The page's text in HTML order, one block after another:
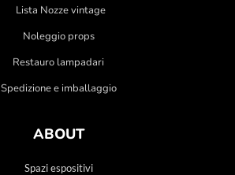
Lista Nozze vintage
Noleggio props
Restauro lampadari
Spedizione e imballaggio
ABOUT
Spazi espositivi